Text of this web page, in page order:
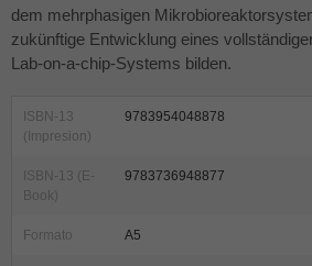
dem mehrphasigen
zukünftige Entwicklung eines
Lab-on-a-chip-Systems bilden.
ISBN-13
(Impresion)
9783954048878
ISBN-13 (E-
Book)
9783736948877
Formato A5